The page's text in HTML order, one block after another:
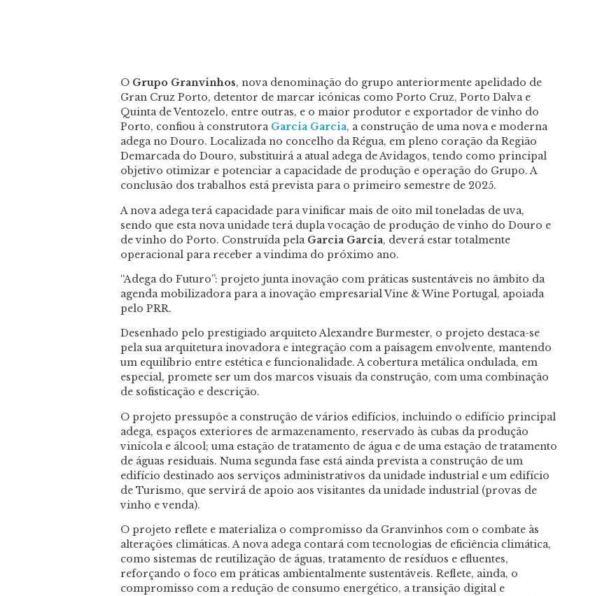
O Grupo Granvinhos, nova denominação do grupo anteriormente apelidado de
Gran Cruz Porto, detentor de marcar icónicas como Porto Cruz, Porto Dalva e
Quinta de Ventozelo, entre outras, e o maior produtor e exportador de vinho do
Porto, confiou à construtora Garcia Garcia, a construção de uma nova e moderna
adega no Douro. Localizada no concelho da Régua, em pleno coração da Região
Demarcada do Douro, substituirá a atual adega de Avidagos, tendo como principal
objetivo otimizar e potenciar a capacidade de produção e operação do Grupo. A
conclusão dos trabalhos está prevista para o primeiro semestre de 2025.
A nova adega terá capacidade para vinificar mais de oito mil toneladas de uva,
sendo que esta nova unidade terá dupla vocação de produção de vinho do Douro e
de vinho do Porto. Construída pela Garcia Garcia, deverá estar totalmente
operacional para receber a vindima do próximo ano.
“Adega do Futuro”: projeto junta inovação com práticas sustentáveis no âmbito da
agenda mobilizadora para a inovação empresarial Vine & Wine Portugal, apoiada
pelo PRR.
Desenhado pelo prestigiado arquiteto Alexandre Burmester, o projeto destaca-se
pela sua arquitetura inovadora e integração com a paisagem envolvente, mantendo
um equilíbrio entre estética e funcionalidade. A cobertura metálica ondulada, em
especial, promete ser um dos marcos visuais da construção, com uma combinação
de sofisticação e descrição.
O projeto pressupõe a construção de vários edifícios, incluindo o edifício principal
adega, espaços exteriores de armazenamento, reservado às cubas da produção
vinícola e álcool; uma estação de tratamento de água e de uma estação de tratamento
de águas residuais. Numa segunda fase está ainda prevista a construção de um
edifício destinado aos serviços administrativos da unidade industrial e um edifício
de Turismo, que servirá de apoio aos visitantes da unidade industrial (provas de
vinho e venda).
O projeto reflete e materializa o compromisso da Granvinhos com o combate às
alterações climáticas. A nova adega contará com tecnologias de eficiência climática,
como sistemas de reutilização de águas, tratamento de resíduos e efluentes,
reforçando o foco em práticas ambientalmente sustentáveis. Reflete, ainda, o
compromisso com a redução de consumo energético, a transição digital e